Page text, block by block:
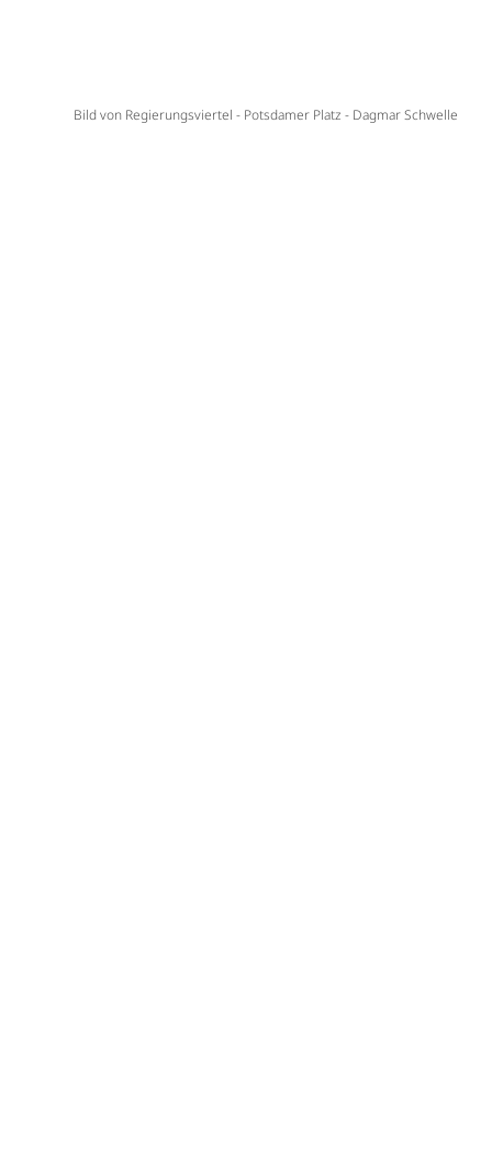
Bild von Regierungsviertel - Potsdamer Platz - Dagmar Schwelle